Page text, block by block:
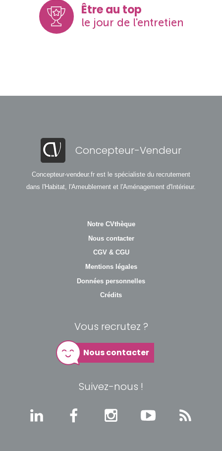
Être au top
le jour de l'entretien
Concepteur-Vendeur
Concepteur-vendeur.fr est le spécialiste du recrutement
dans l'Habitat, l'Ameublement et l'Aménagement d'Intérieur.
Notre CVthèque
Nous contacter
CGV & CGU
Mentions légales
Données personnelles
Crédits
Vous recrutez ?
Nous contacter
Suivez-nous !